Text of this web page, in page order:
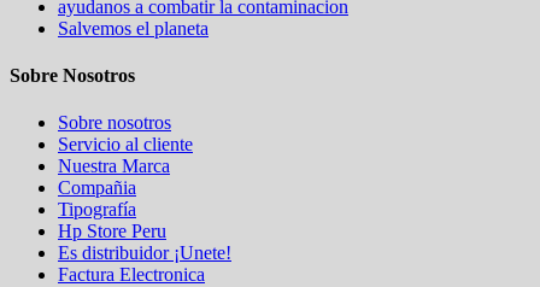
ayudanos a combatir la contaminacion
Salvemos el planeta
Sobre Nosotros
Sobre nosotros
Servicio al cliente
Nuestra Marca
Compañia
Tipografía
Hp Store Peru
Es distribuidor ¡Unete!
Factura Electronica